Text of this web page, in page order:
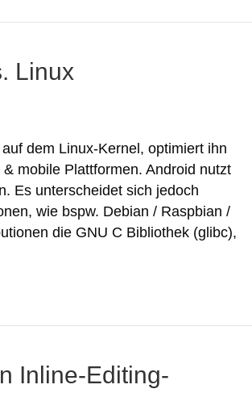
Linux
dem Linux-Kernel, optimiert ihn
mobile Plattformen. Android nutzt
Es unterscheidet sich jedoch
wie bspw. Debian / Raspbian /
die GNU C Bibliothek (glibc),
Inline-Editing-